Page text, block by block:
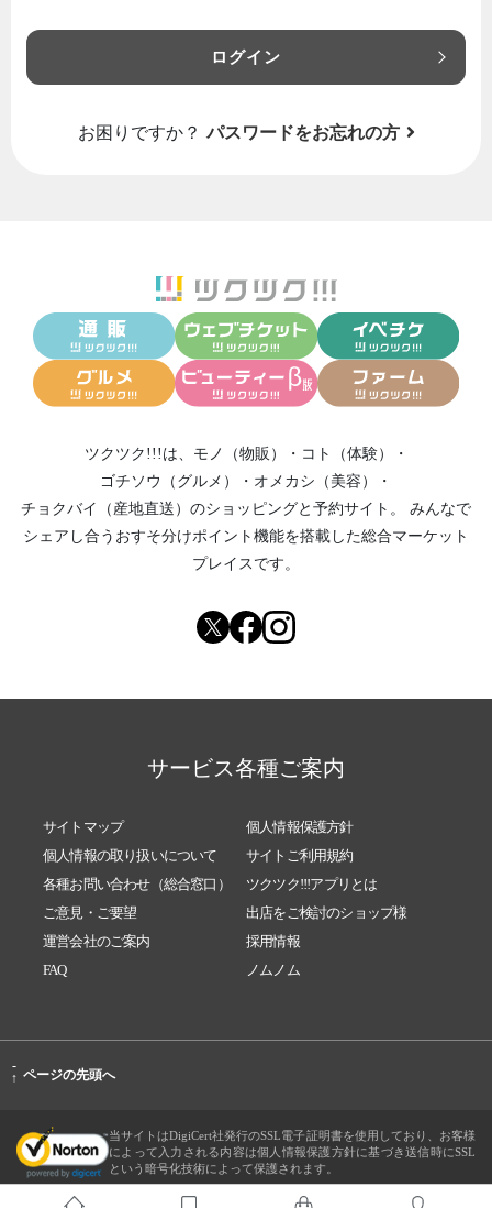
ログイン
お困りですか？ パスワードをお忘れの方
ツクツク!!!は、 モノ（物販） ・ コト（体験）
・
ゴチソウ（グルメ）
・ オメカシ（美容）
・
チョクバイ（産地直送） のショッピングと予約サイト。
みんなで
シェアし合う おすそ分けポイント機能を搭載した総合マーケット
プレイスです。
サービス各種ご案内
サイトマップ
個人情報保護方針
個人情報の取り扱いについて
サイトご利用規約
各種お問い合わせ（総合窓口）
ツクツク!!!アプリとは
ご意見・ご要望
出店をご検討のショップ様
運営会社のご案内
採用情報
FAQ
ノムノム
-
↑ ページの先頭へ
当サイトはDigiCert社発行のSSL電子証明書を使用しており、お客様
によって入力される内容は個人情報保護方針に基づき送信時にSSL
という暗号化技術によって保護されます。